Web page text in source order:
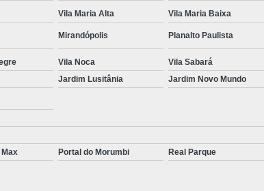
Tratamento para
Tratamento
Tratamento para
Tratamento para Transtorno de
Vila Maria Alta Vila Maria Baixa
Mirandópolis Planalto Paulista
Vila Noca
Vila Sabará
Jardim Lusitânia Jardim Novo Mundo
Portal do Morumbi Real Parque